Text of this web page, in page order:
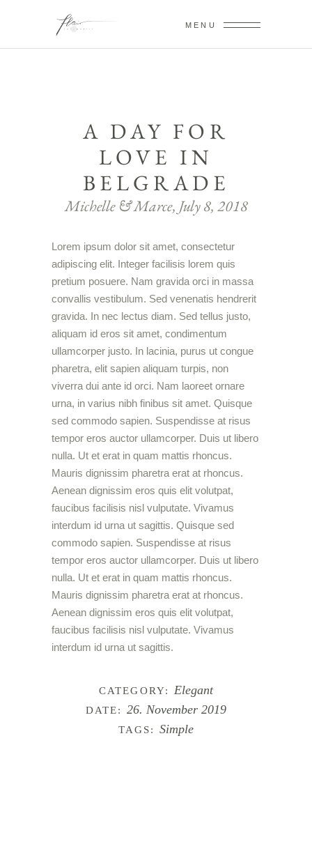
MENU
A DAY FOR
LOVE IN
BELGRADE
Michelle & Marce, July 8, 2018
Lorem ipsum dolor sit amet, consectetur
adipiscing elit. Integer facilisis lorem quis
pretium posuere. Nam gravida orci in massa
convallis vestibulum. Sed venenatis hendrerit
gravida. In nec lectus diam. Sed tellus justo,
aliquam id eros sit amet, condimentum
ullamcorper justo. In lacinia, purus ut congue
pharetra, elit sapien aliquam turpis, non
viverra dui ante id orci. Nam laoreet ornare
urna, in varius nibh finibus sit amet. Quisque
sed commodo sapien. Suspendisse at risus
tempor eros auctor ullamcorper. Duis ut libero
nulla. Ut et erat in quam mattis rhoncus.
Mauris dignissim pharetra erat at rhoncus.
Aenean dignissim eros quis elit volutpat,
faucibus facilisis nisl vulputate. Vivamus
interdum id urna ut sagittis. Quisque sed
commodo sapien. Suspendisse at risus
tempor eros auctor ullamcorper. Duis ut libero
nulla. Ut et erat in quam mattis rhoncus.
Mauris dignissim pharetra erat at rhoncus.
Aenean dignissim eros quis elit volutpat,
faucibus facilisis nisl vulputate. Vivamus
interdum id urna ut sagittis.
CATEGORY: Elegant
DATE: 26. November 2019
TAGS: Simple